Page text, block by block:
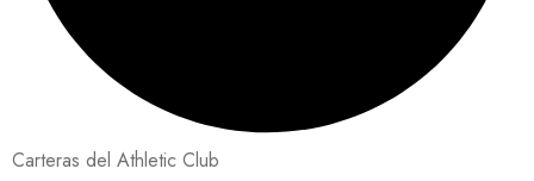
Carteras del Athletic Club